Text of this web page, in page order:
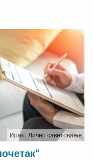
Ирак | Лично саветовање